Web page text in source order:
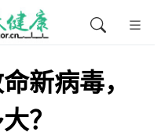
新病毒，
？